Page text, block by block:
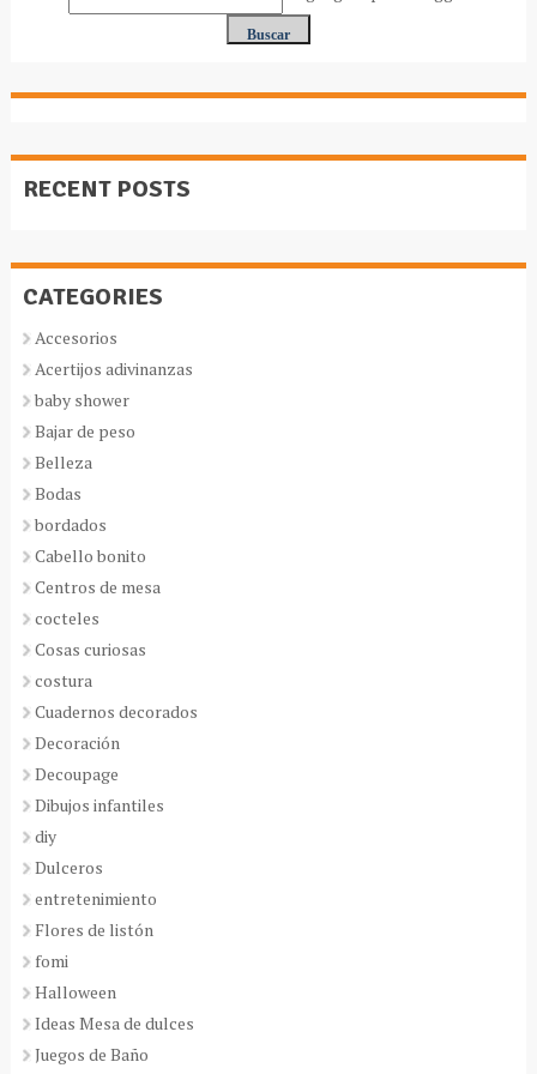
RECENT POSTS
CATEGORIES
Accesorios
Acertijos adivinanzas
baby shower
Bajar de peso
Belleza
Bodas
bordados
Cabello bonito
Centros de mesa
cocteles
Cosas curiosas
costura
Cuadernos decorados
Decoración
Decoupage
Dibujos infantiles
diy
Dulceros
entretenimiento
Flores de listón
fomi
Halloween
Ideas Mesa de dulces
Juegos de Baño